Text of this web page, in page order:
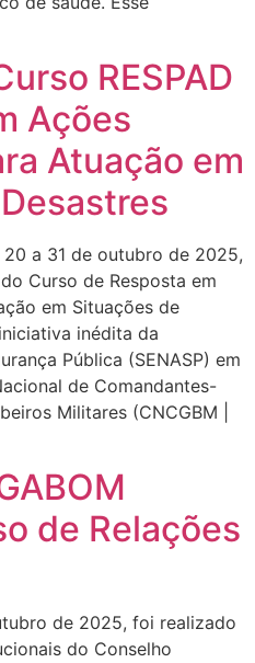
RESPAD
Ações
Atuação em
a 31 de outubro de 2025,
Curso de Resposta em
em Situações de
inédita da
Pública (SENASP) em
de Comandantes-
Militares (CNCGBM |
de Relações
de 2025, foi realizado
do Conselho